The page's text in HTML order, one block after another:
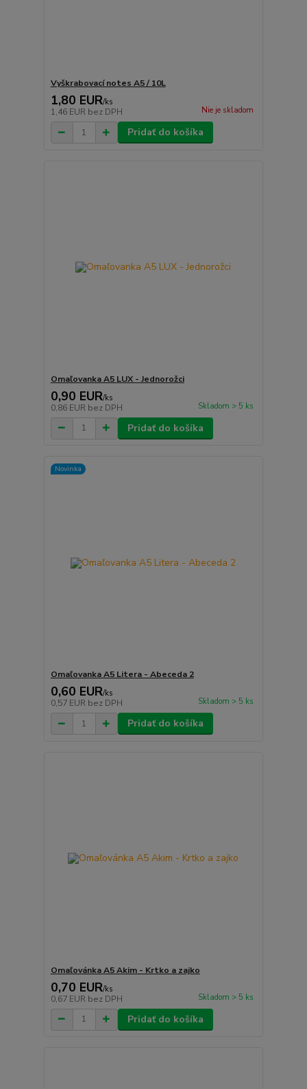
Vyškrabovací notes A5 / 10L
1,80 EUR/ks
1,46 EUR bez DPH Nie je skladom
Pridať do košíka
Omaľovanka A5 LUX - Jednorožci
0,90 EUR/ks
0,86 EUR bez DPH Skladom > 5 ks
Pridať do košíka
Novinka
Omaľovanka A5 Litera - Abeceda 2
0,60 EUR/ks
0,57 EUR bez DPH Skladom > 5 ks
Pridať do košíka
Omaľovánka A5 Akim - Krtko a zajko
0,70 EUR/ks
0,67 EUR bez DPH Skladom > 5 ks
Pridať do košíka